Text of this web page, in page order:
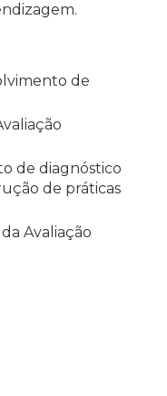
de
de diagnóstico
de práticas
Avaliação